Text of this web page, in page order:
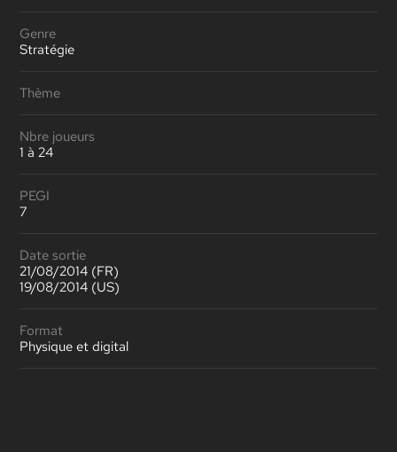
Genre
Stratégie
Thème
Nbre joueurs
1 à 24
PEGI
7
Date sortie
21/08/2014 (FR)
19/08/2014 (US)
Format
Physique et digital